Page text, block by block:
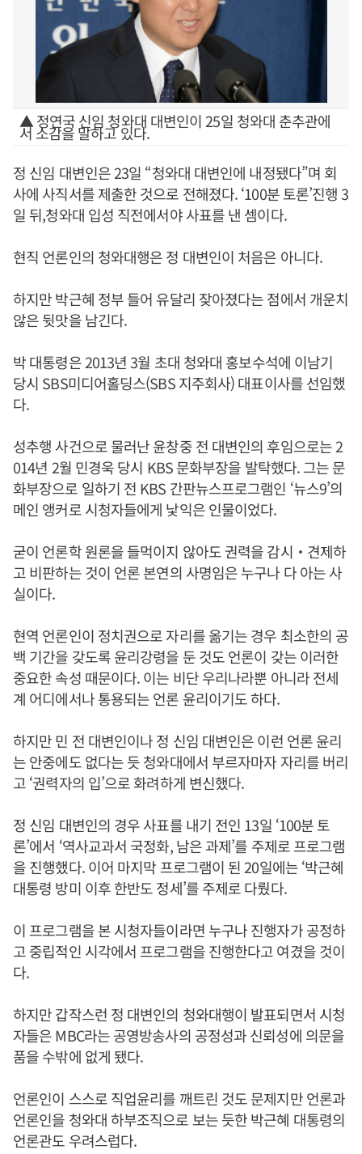
▲ 정연국 신임 청와대 대변인이 25일 청와대 춘추관에
서 소감을 말하고 있다.
정 신임 대변인은 23일 “청와대 대변인에 내정됐다”며 회
사에 사직서를 제출한 것으로 전해졌다. ‘100분 토론’진행 3
일 뒤,청와대 입성 직전에서야 사표를 낸 셈이다.
현직 언론인의 청와대행은 정 대변인이 처음은 아니다.
하지만 박근혜 정부 들어 유달리 잦아졌다는 점에서 개운치
않은 뒷맛을 남긴다.
박 대통령은 2013년 3월 초대 청와대 홍보수석에 이남기
당시 SBS미디어홀딩스(SBS 지주회사) 대표이사를 선임했
다.
성추행 사건으로 물러난 윤창중 전 대변인의 후임으로는 2
014년 2월 민경욱 당시 KBS 문화부장을 발탁했다. 그는 문
화부장으로 일하기 전 KBS 간판뉴스프로그램인 ‘뉴스9’의
메인 앵커로 시청자들에게 낯익은 인물이었다.
굳이 언론학 원론을 들먹이지 않아도 권력을 감시‧견제하
고 비판하는 것이 언론 본연의 사명임은 누구나 다 아는 사
실이다.
현역 언론인이 정치권으로 자리를 옮기는 경우 최소한의 공
백 기간을 갖도록 윤리강령을 둔 것도 언론이 갖는 이러한
중요한 속성 때문이다. 이는 비단 우리나라뿐 아니라 전세
계 어디에서나 통용되는 언론 윤리이기도 하다.
하지만 민 전 대변인이나 정 신임 대변인은 이런 언론 윤리
는 안중에도 없다는 듯 청와대에서 부르자마자 자리를 버리
고 ‘권력자의 입’으로 화려하게 변신했다.
정 신임 대변인의 경우 사표를 내기 전인 13일 ‘100분 토
론’에서 ‘역사교과서 국정화, 남은 과제’를 주제로 프로그램
을 진행했다. 이어 마지막 프로그램이 된 20일에는 ‘박근혜
대통령 방미 이후 한반도 정세’를 주제로 다뤘다.
이 프로그램을 본 시청자들이라면 누구나 진행자가 공정하
고 중립적인 시각에서 프로그램을 진행한다고 여겼을 것이
다.
하지만 갑작스런 정 대변인의 청와대행이 발표되면서 시청
자들은 MBC라는 공영방송사의 공정성과 신뢰성에 의문을
품을 수밖에 없게 됐다.
언론인이 스스로 직업윤리를 깨트린 것도 문제지만 언론과
언론인을 청와대 하부조직으로 보는 듯한 박근혜 대통령의
언론관도 우려스럽다.